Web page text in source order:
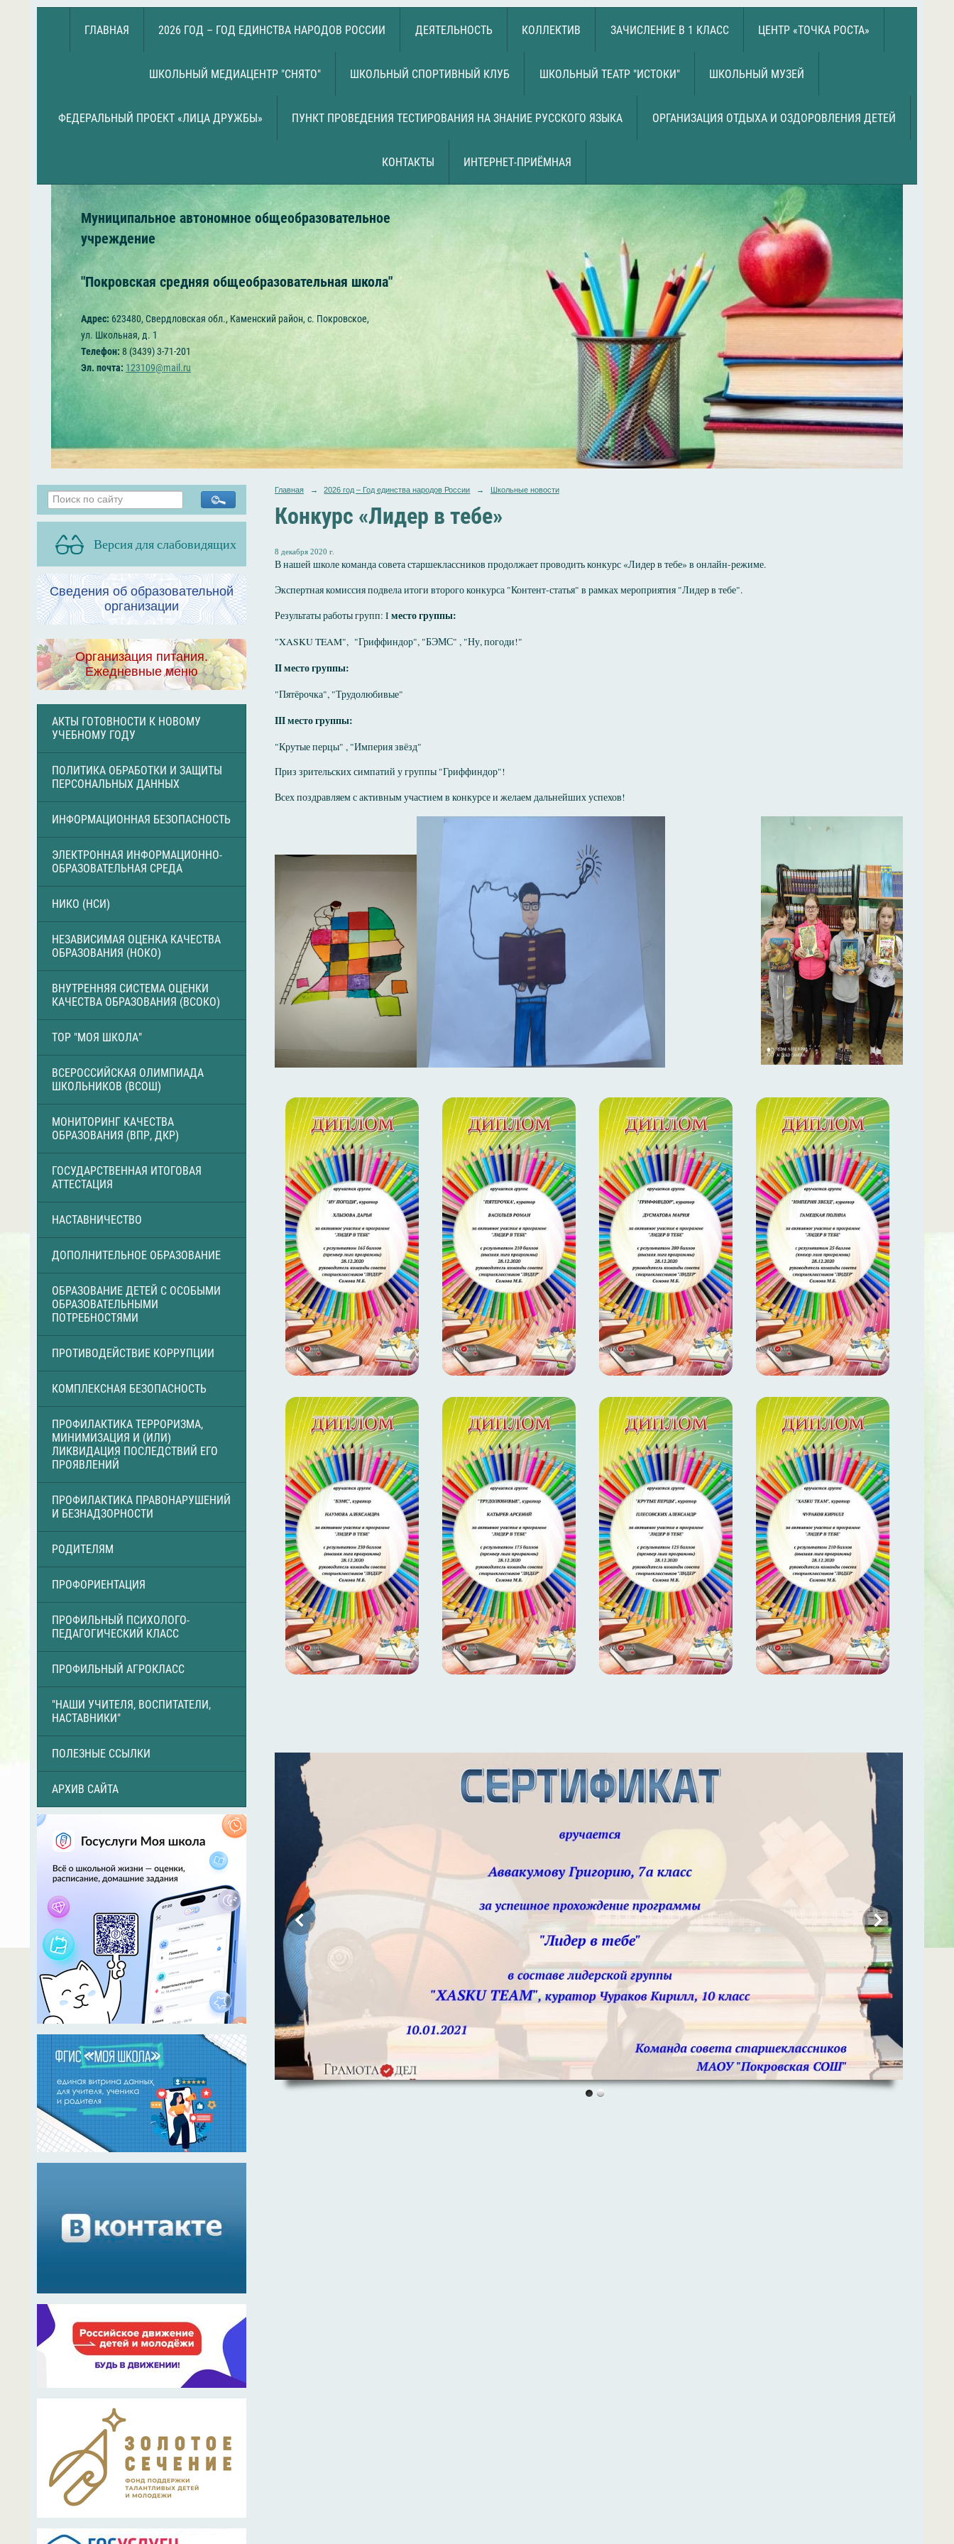
ГЛАВНАЯ 2026 ГОД – ГОД ЕДИНСТВА НАРОДОВ РОССИИ ДЕЯТЕЛЬНОСТЬ КОЛЛЕКТИВ ЗАЧИСЛЕНИЕ В 1 КЛАСС ЦЕНТР «ТОЧКА РОСТА»
ШКОЛЬНЫЙ МЕДИАЦЕНТР "СНЯТО" ШКОЛЬНЫЙ СПОРТИВНЫЙ КЛУБ ШКОЛЬНЫЙ ТЕАТР "ИСТОКИ" ШКОЛЬНЫЙ МУЗЕЙ
ФЕДЕРАЛЬНЫЙ ПРОЕКТ «ЛИЦА ДРУЖБЫ» ПУНКТ ПРОВЕДЕНИЯ ТЕСТИРОВАНИЯ НА ЗНАНИЕ РУССКОГО ЯЗЫКА ОРГАНИЗАЦИЯ ОТДЫХА И ОЗДОРОВЛЕНИЯ ДЕТЕЙ
КОНТАКТЫ ИНТЕРНЕТ-ПРИЁМНАЯ
Муниципальное автономное общеобразовательное
учреждение
"Покровская средняя общеобразовательная школа"
Адрес: 623480, Свердловская обл., Каменский район, с. Покровское,
ул. Школьная, д. 1
Телефон: 8 (3439) 3-71-201
Эл. почта: 123109@mail.ru
Версия для слабовидящих
Сведения об образовательной
организации
Организация питания.
Ежедневные меню
АКТЫ ГОТОВНОСТИ К НОВОМУ
УЧЕБНОМУ ГОДУ
ПОЛИТИКА ОБРАБОТКИ И ЗАЩИТЫ
ПЕРСОНАЛЬНЫХ ДАННЫХ
ИНФОРМАЦИОННАЯ БЕЗОПАСНОСТЬ
ЭЛЕКТРОННАЯ ИНФОРМАЦИОННО-
ОБРАЗОВАТЕЛЬНАЯ СРЕДА
НИКО (НСИ)
НЕЗАВИСИМАЯ ОЦЕНКА КАЧЕСТВА
ОБРАЗОВАНИЯ (НОКО)
ВНУТРЕННЯЯ СИСТЕМА ОЦЕНКИ
КАЧЕСТВА ОБРАЗОВАНИЯ (ВСОКО)
ТОР "МОЯ ШКОЛА"
ВСЕРОССИЙСКАЯ ОЛИМПИАДА
ШКОЛЬНИКОВ (ВСОШ)
МОНИТОРИНГ КАЧЕСТВА
ОБРАЗОВАНИЯ (ВПР, ДКР)
ГОСУДАРСТВЕННАЯ ИТОГОВАЯ
АТТЕСТАЦИЯ
НАСТАВНИЧЕСТВО
ДОПОЛНИТЕЛЬНОЕ ОБРАЗОВАНИЕ
ОБРАЗОВАНИЕ ДЕТЕЙ С ОСОБЫМИ
ОБРАЗОВАТЕЛЬНЫМИ
ПОТРЕБНОСТЯМИ
ПРОТИВОДЕЙСТВИЕ КОРРУПЦИИ
КОМПЛЕКСНАЯ БЕЗОПАСНОСТЬ
ПРОФИЛАКТИКА ТЕРРОРИЗМА,
МИНИМИЗАЦИЯ И (ИЛИ)
ЛИКВИДАЦИЯ ПОСЛЕДСТВИЙ ЕГО
ПРОЯВЛЕНИЙ
ПРОФИЛАКТИКА ПРАВОНАРУШЕНИЙ
И БЕЗНАДЗОРНОСТИ
РОДИТЕЛЯМ
ПРОФОРИЕНТАЦИЯ
ПРОФИЛЬНЫЙ ПСИХОЛОГО-
ПЕДАГОГИЧЕСКИЙ КЛАСС
ПРОФИЛЬНЫЙ АГРОКЛАСС
"НАШИ УЧИТЕЛЯ, ВОСПИТАТЕЛИ,
НАСТАВНИКИ"
ПОЛЕЗНЫЕ ССЫЛКИ
АРХИВ САЙТА
Главная → 2026 год – Год единства народов России → Школьные новости
Конкурс «Лидер в тебе»
8 декабря 2020 г.
В нашей школе команда совета старшеклассников продолжает проводить конкурс «Лидер в тебе» в онлайн-режиме.
Экспертная комиссия подвела итоги второго конкурса "Контент-статья" в рамках мероприятия "Лидер в тебе".
Результаты работы групп: I место группы:
"XASKU TEAM", "Гриффиндор", "БЭМС" , "Ну, погоди!"
II место группы:
"Пятёрочка", "Трудолюбивые"
III место группы:
"Крутые перцы" , "Империя звёзд"
Приз зрительских симпатий у группы "Гриффиндор"!
Всех поздравляем с активным участием в конкурсе и желаем дальнейших успехов!